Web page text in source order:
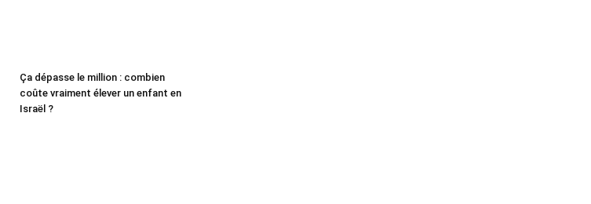
Ça dépasse le million : combien
coûte vraiment élever un enfant en
Israël ?